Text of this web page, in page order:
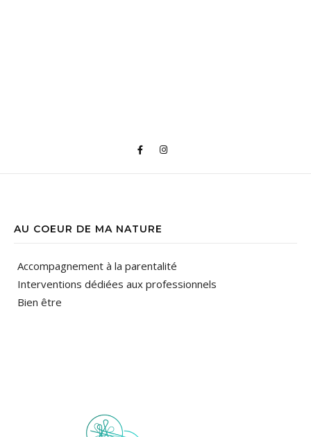
AU COEUR DE MA NATURE
Accompagnement à la parentalité
Interventions dédiées aux professionnels
Bien être